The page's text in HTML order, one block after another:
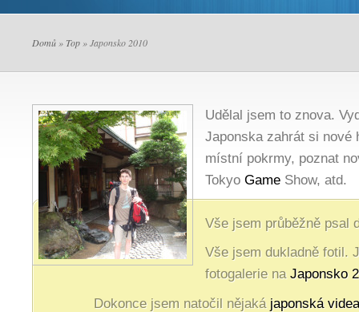
Domů » Top » Japonsko 2010
Udělal jsem to znova.
Japonska zahrát si nové
místní pokrmy, poznat
Tokyo Game Show, atd.
Vše jsem průběžně psal
Vše jsem dukladně fotil.
fotogalerie na Japonsko
Dokonce jsem natočil nějaká japonská videa